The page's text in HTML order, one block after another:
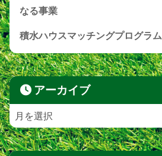
なる事業
積水ハウスマッチングプログラム
アーカイブ